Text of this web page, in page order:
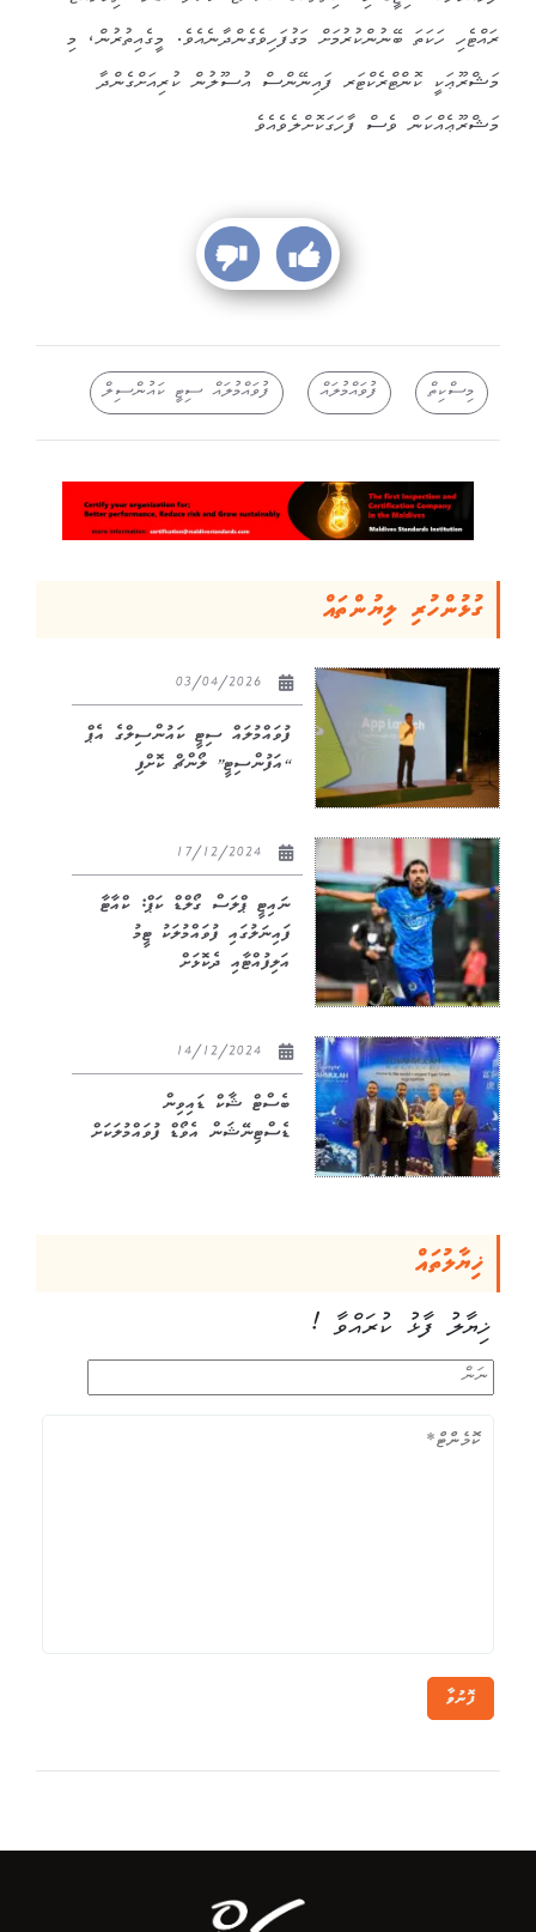
ރައްޓެހި ހަކަތަ ބޭނުންކުރުމަށް މަގުފަހިވެގެންދާނެއެވެ. މީގެއިތުރުން، މި
މަޝްރޫޢަކީ ކޮންޓްރެކްޓަރ ފައިނޭންސް އުސޫލުން ކުރިއަށްގެންދާ
މަޝްރޫޢެއްކަން ވެސް ފާހަގަކޮށްލެވެއެވެ
މިސްކިތް ފުވައްމުލައް ފުވައްމުލައް ސިޓީ ކައުންސިލް
ގުޅުންހުރި ލިޔުންތައް
ފުވައްމުލައް ސިޓީ ކައުންސިލްގެ އެޕް
“އަފުންސިޓީ” ލޯންޗް ކޮށްފި
ނައިޓީ ޕްލަސް ގޯލްޑް ކަޕް: ކްއާޓާ
ފައިނަލުގައި ފުވައްމުލަކު ޓީމު
އަލިފުއްޓާއި ދެކޮޅަށް
ބެސްޓް ޝާކް ޑައިވިން
ޑެސްޓިނޭޝަން އެވޯޑް ފުވައްމުލަކަށް
ޚިޔާލުތައް
ޚިޔާލު ފާޅު ކުރައްވާ !
ފޮނުވާ